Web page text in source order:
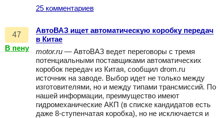
25 комментариев
47
В пену
АвтоВАЗ ищет автоматическую коробку передач
в Китае
motor.ru — АвтоВАЗ ведет переговоры с тремя
потенциальными поставщиками автоматических
коробок передач из Китая, сообщил drom.ru
источник на заводе. Выбор идет не только между
изготовителями, но и между типами трансмиссий. По
нашей информации, преимущество имеют
гидромеханические АКП (в списке кандидатов есть
даже 8-ступенчатая коробка), но не исключается и